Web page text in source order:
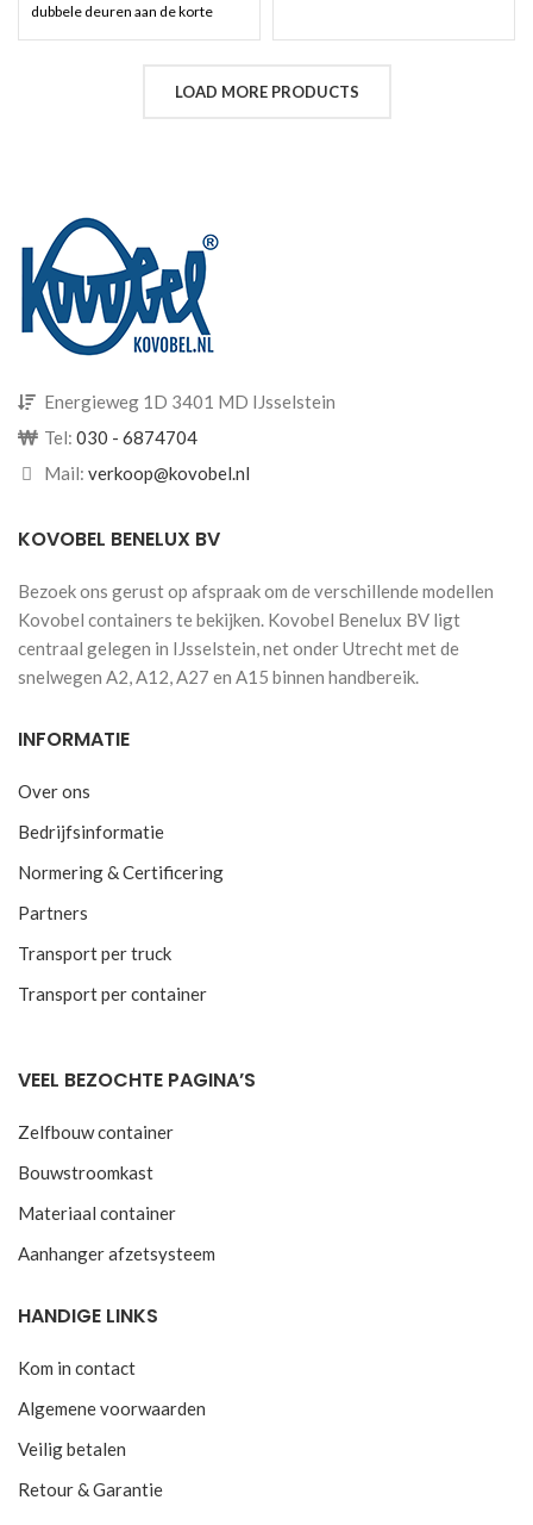
dubbele deuren aan de korte
offerte formulier voor een
voor een prijsvoorstel.
LOAD MORE PRODUCTS
Energieweg 1D 3401 MD IJsselstein
Tel: 030 - 6874704
Mail: verkoop@kovobel.nl
KOVOBEL BENELUX BV
Bezoek ons gerust op afspraak om de verschillende modellen
Kovobel containers te bekijken. Kovobel Benelux BV ligt
centraal gelegen in IJsselstein, net onder Utrecht met de
snelwegen A2, A12, A27 en A15 binnen handbereik.
INFORMATIE
Over ons
Bedrijfsinformatie
Normering & Certificering
Partners
Transport per truck
Transport per container
VEEL BEZOCHTE PAGINA’S
Zelfbouw container
Bouwstroomkast
Materiaal container
Aanhanger afzetsysteem
HANDIGE LINKS
Kom in contact
Algemene voorwaarden
Veilig betalen
Retour & Garantie